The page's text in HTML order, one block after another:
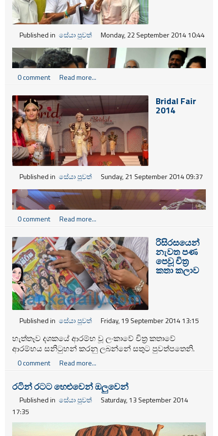
Published in සේයා පුවත් Monday, 22 September 2014 10:44
0 comment Read more...
Bridal Fair
2014
Published in සේයා පුවත් Sunday, 21 September 2014 09:37
0 comment Read more...
රිසිරසයෙන්
නැවත පණ
පෙවූ චිත්‍ර
කතා කලාව
Published in සේයා පුවත් Friday, 19 September 2014 13:15
හැත්තෑව දශකයේ ආරම්භ වූ ලංකාවේ චිත්‍ර කතාවේ
ආරම්භය සනිටුහන් කරනු ලබන්නේ සතුට පුවත්පතෙනි.
එය 1972 දී ආරම්භ වූ අතර ඉන් අනතුරුව 1975 දී සිත්තර
පුවත්පත ආරම්භ වන අතර ඉන් අනතුරුව 80 දශකයේදී
සත්සිරි පුවත්පත ආරම්භ වේ. කෙසේ නමුත් ක්‍රමයෙන්
වර්ධන වූ මෙම පුවත්පත් කලාව 80 දශකයේ අවසන් වීමත්
සමග අවසන්වේ.
0 comment Read more...
රටින් රටට හෙළුවෙන් ඔලුවෙන්
Published in සේයා පුවත්
Saturday, 13 September 2014
17:35